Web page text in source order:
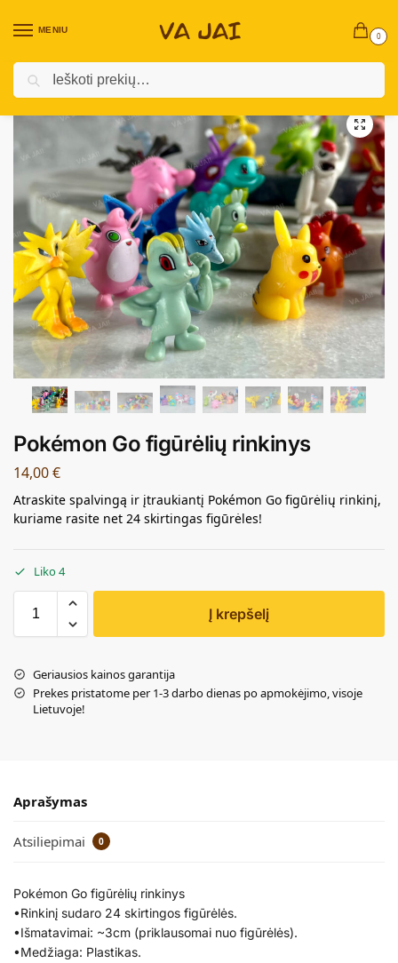
MENIU
0
Pradžia / Prekės vaikams
Pokémon Go figūrėlių rinkinys
14,00€
Atraskite spalvingą ir įtraukiantį Pokémon Go figūrėlių rinkinį,
kuriame rasite net 24 skirtingas figūrėles!
Liko 4
Į krepšelį
Geriausios kainos garantija
Prekes pristatome per 1-3 darbo dienas po apmokėjimo, visoje
Lietuvoje!
Aprašymas
Atsiliepimai 0
Pokémon Go figūrėlių rinkinys
•Rinkinį sudaro 24 skirtingos figūrėlės.
•Išmatavimai: ~3cm (priklausomai nuo figūrėlės).
•Medžiaga: Plastikas.